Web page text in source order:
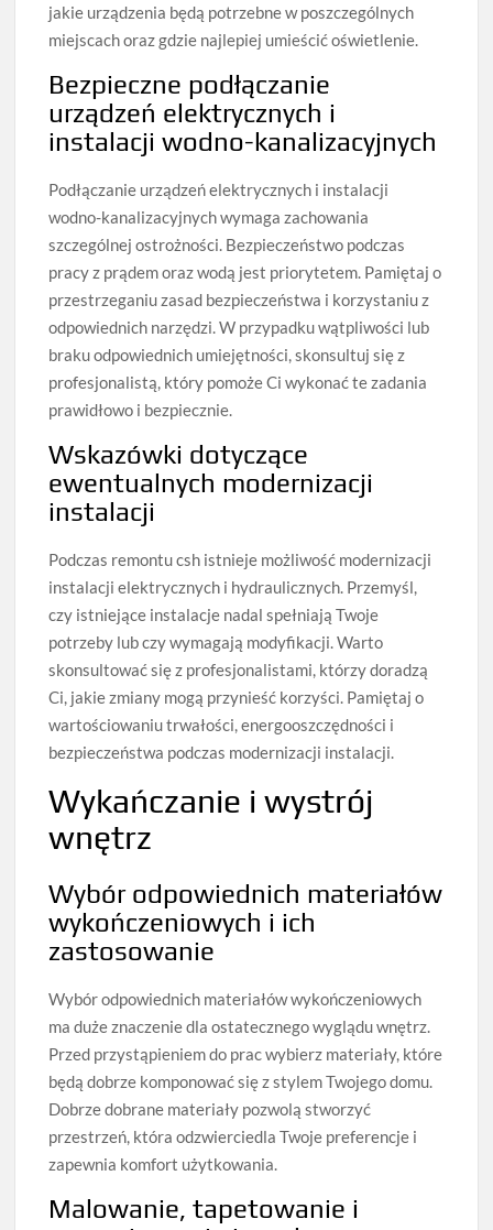
jakie urządzenia będą potrzebne w poszczególnych
miejscach oraz gdzie najlepiej umieścić oświetlenie.
Bezpieczne podłączanie
urządzeń elektrycznych i
instalacji wodno-kanalizacyjnych
Podłączanie urządzeń elektrycznych i instalacji
wodno-kanalizacyjnych wymaga zachowania
szczególnej ostrożności. Bezpieczeństwo podczas
pracy z prądem oraz wodą jest priorytetem. Pamiętaj o
przestrzeganiu zasad bezpieczeństwa i korzystaniu z
odpowiednich narzędzi. W przypadku wątpliwości lub
braku odpowiednich umiejętności, skonsultuj się z
profesjonalistą, który pomoże Ci wykonać te zadania
prawidłowo i bezpiecznie.
Wskazówki dotyczące
ewentualnych modernizacji
instalacji
Podczas remontu csh istnieje możliwość modernizacji
instalacji elektrycznych i hydraulicznych. Przemyśl,
czy istniejące instalacje nadal spełniają Twoje
potrzeby lub czy wymagają modyfikacji. Warto
skonsultować się z profesjonalistami, którzy doradzą
Ci, jakie zmiany mogą przynieść korzyści. Pamiętaj o
wartościowaniu trwałości, energooszczędności i
bezpieczeństwa podczas modernizacji instalacji.
Wykańczanie i wystrój
wnętrz
Wybór odpowiednich materiałów
wykończeniowych i ich
zastosowanie
Wybór odpowiednich materiałów wykończeniowych
ma duże znaczenie dla ostatecznego wyglądu wnętrz.
Przed przystąpieniem do prac wybierz materiały, które
będą dobrze komponować się z stylem Twojego domu.
Dobrze dobrane materiały pozwolą stworzyć
przestrzeń, która odzwierciedla Twoje preferencje i
zapewnia komfort użytkowania.
Malowanie, tapetowanie i